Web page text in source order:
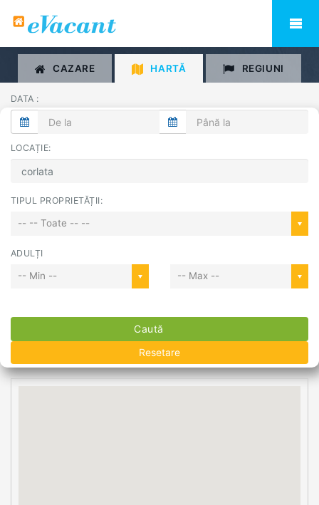
CAZARE HARTĂ REGIUNI
DATA :
LOCAȚIE:
TIPUL PROPRIETĂȚII:
-- -- Toate -- --
ADULȚI
-- Min -- -- Max --
Caută
Resetare